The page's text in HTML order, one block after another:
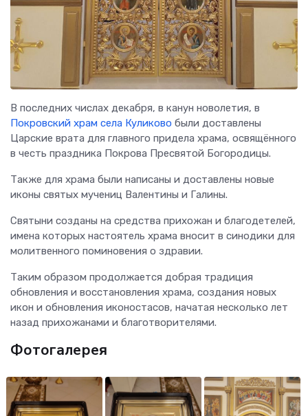
В последних числах декабря, в канун новолетия, в
Покровский храм села Куликово были доставлены
Царские врата для главного придела храма, освящённого
в честь праздника Покрова Пресвятой Богородицы.
Также для храма были написаны и доставлены новые
иконы святых мучениц Валентины и Галины.
Святыни созданы на средства прихожан и благодетелей,
имена которых настоятель храма вносит в синодики для
молитвенного поминовения о здравии.
Таким образом продолжается добрая традиция
обновления и восстановления храма, создания новых
икон и обновления иконостасов, начатая несколько лет
назад прихожанами и благотворителями.
Фотогалерея